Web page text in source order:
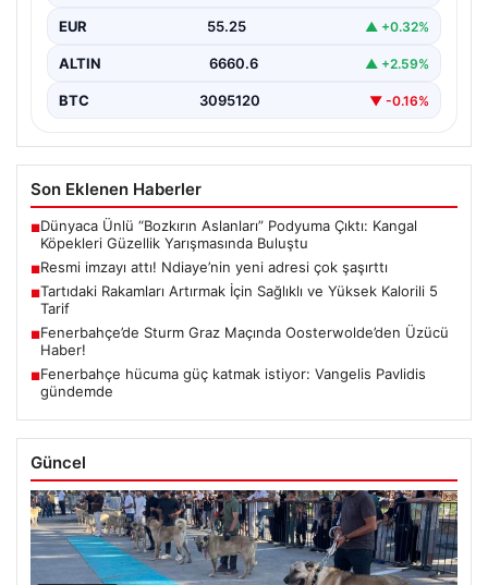
EUR 55.25 ▲ +0.32%
ALTIN 6660.6 ▲ +2.59%
BTC 3095120 ▼ -0.16%
Son Eklenen Haberler
■Dünyaca Ünlü “Bozkırın Aslanları” Podyuma Çıktı: Kangal
Köpekleri Güzellik Yarışmasında Buluştu
■Resmi imzayı attı! Ndiaye’nin yeni adresi çok şaşırttı
■Tartıdaki Rakamları Artırmak İçin Sağlıklı ve Yüksek Kalorili 5
Tarif
■Fenerbahçe’de Sturm Graz Maçında Oosterwolde’den Üzücü
Haber!
■Fenerbahçe hücuma güç katmak istiyor: Vangelis Pavlidis
gündemde
Güncel